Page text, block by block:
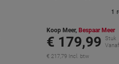
Koop Meer, Bespaar Meer
€ 179,99
Stuk
€ 217,79 Incl. btw